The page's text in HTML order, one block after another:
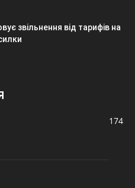
звільнення від тарифів на
174